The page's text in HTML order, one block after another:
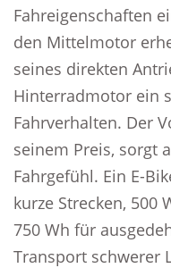
Fahreigenschaften
den Mittelmotor
seines direkten
Hinterradmotor ein
Fahrverhalten. Der
seinem Preis, sorgt
Fahrgefühl. Ein E-
kurze Strecken, 500
750 Wh für
Transport schwerer